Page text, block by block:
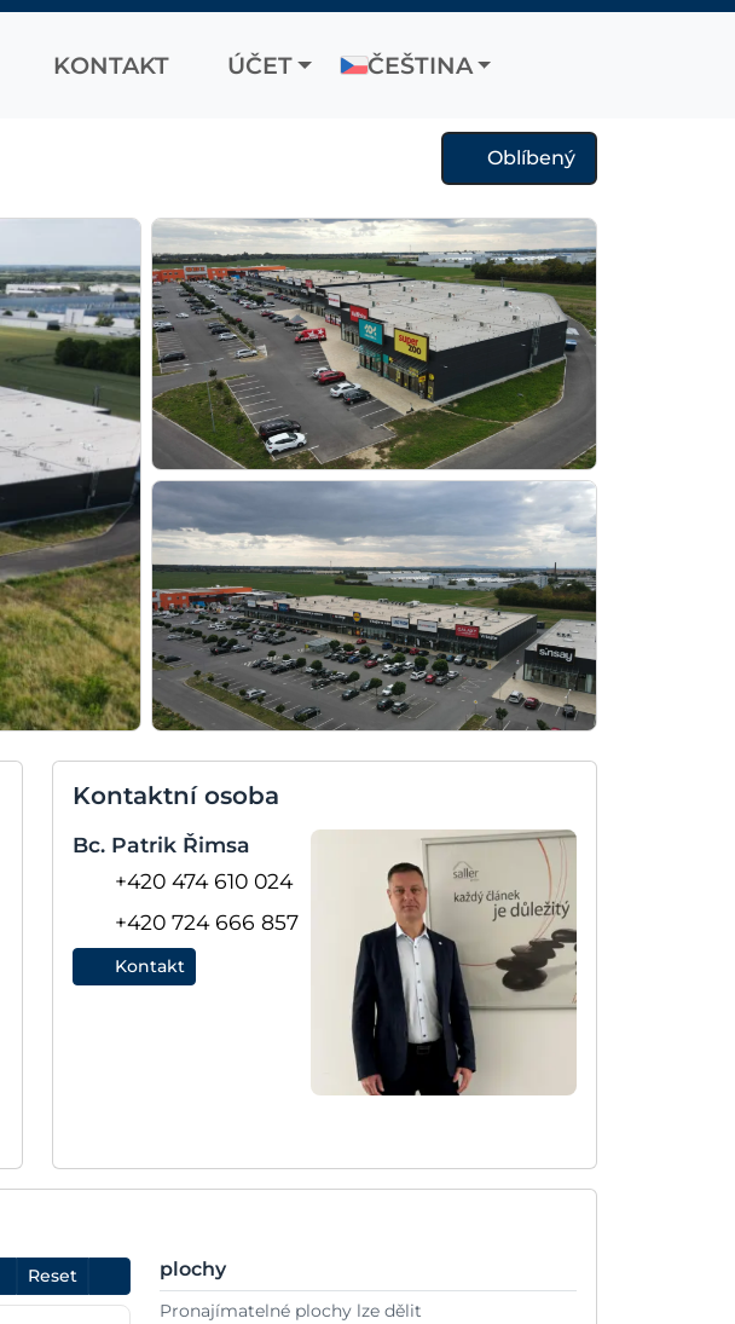
KONTAKT ÚČET ČEŠTINA
Oblíbený
Kontaktní osoba
Bc. Patrik Řimsa
+420 474 610 024
+420 724 666 857
Kontakt
Reset plochy
Pronajímatelné plochy lze dělit